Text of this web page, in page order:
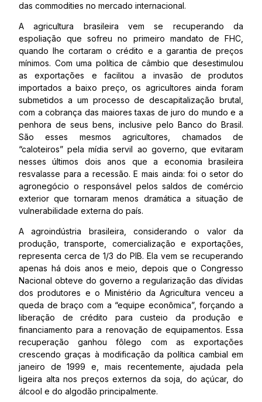
das commodities no mercado internacional.
A agricultura brasileira vem se recuperando da
espoliação que sofreu no primeiro mandato de FHC,
quando lhe cortaram o crédito e a garantia de preços
mínimos. Com uma política de câmbio que desestimulou
as exportações e facilitou a invasão de produtos
importados a baixo preço, os agricultores ainda foram
submetidos a um processo de descapitalização brutal,
com a cobrança das maiores taxas de juro do mundo e a
penhora de seus bens, inclusive pelo Banco do Brasil.
São esses mesmos agricultores, chamados de
“caloteiros” pela mídia servil ao governo, que evitaram
nesses últimos dois anos que a economia brasileira
resvalasse para a recessão. E mais ainda: foi o setor do
agronegócio o responsável pelos saldos de comércio
exterior que tornaram menos dramática a situação de
vulnerabilidade externa do país.
A agroindústria brasileira, considerando o valor da
produção, transporte, comercialização e exportações,
representa cerca de 1/3 do PIB. Ela vem se recuperando
apenas há dois anos e meio, depois que o Congresso
Nacional obteve do governo a regularização das dívidas
dos produtores e o Ministério da Agricultura venceu a
queda de braço com a “equipe econômica”, forçando a
liberação de crédito para custeio da produção e
financiamento para a renovação de equipamentos. Essa
recuperação ganhou fôlego com as exportações
crescendo graças à modificação da política cambial em
janeiro de 1999 e, mais recentemente, ajudada pela
ligeira alta nos preços externos da soja, do açúcar, do
álcool e do algodão principalmente.